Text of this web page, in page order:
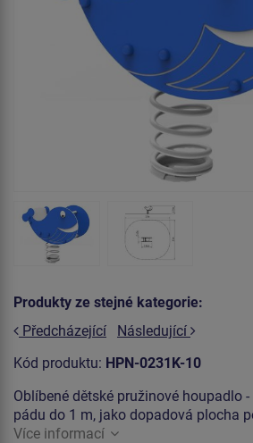
Produkty ze stejné kategorie:
Předcházející
Následující
Kód produktu: HPN-0231K-10
Oblíbené dětské pružinové houpadlo -
pádu do 1 m, jako dopadová plocha
Více informací